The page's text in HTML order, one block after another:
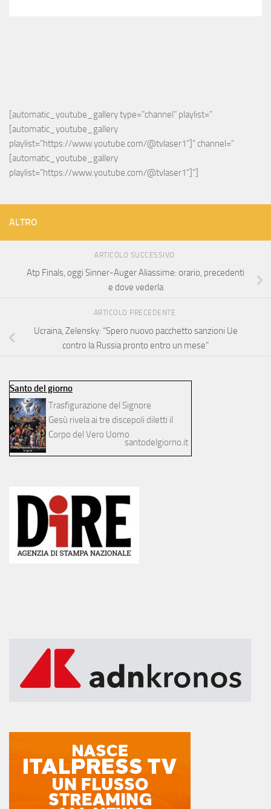
[automatic_youtube_gallery type="channel" playlist="
[automatic_youtube_gallery
playlist="https://www.youtube.com/@tvlaser1"]" channel="
[automatic_youtube_gallery
playlist="https://www.youtube.com/@tvlaser1"]"]
ALTRO
ARTICOLO SUCCESSIVO
Atp Finals, oggi Sinner-Auger Aliassime: orario, precedenti
e dove vederla
ARTICOLO PRECEDENTE
Ucraina, Zelensky: “Spero nuovo pacchetto sanzioni Ue
contro la Russia pronto entro un mese”
Santo del giorno
Trasfigurazione del Signore
Gesù rivela ai tre discepoli diletti il
Corpo del Vero Uomo
santodelgiorno.it